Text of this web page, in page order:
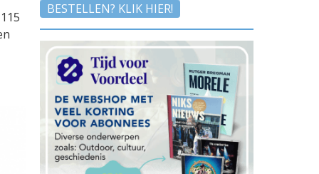
BESTELLEN? KLIK HIER!